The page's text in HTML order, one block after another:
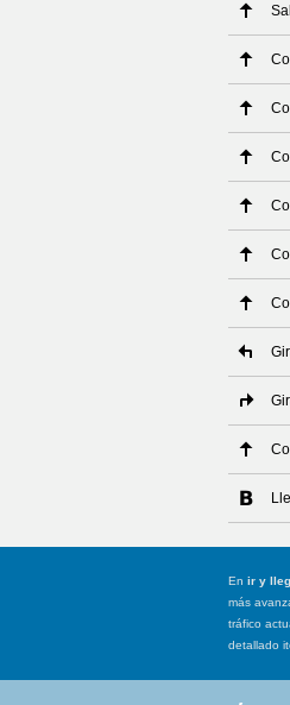
En ir y
más
tráfico
detallado